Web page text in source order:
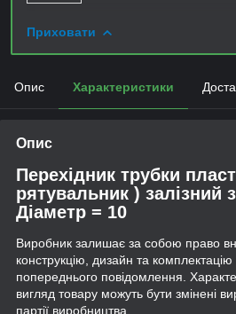
Приховати
Опис Характеристики
Опис
Перехідник трубки
рятувальник ) залізний
Діаметр = 10
Виробник залишає за собою право
конструкцію, дизайн та
попереднього повідомлення.
вигляд товару можуть бути змінені
партії виробництва.